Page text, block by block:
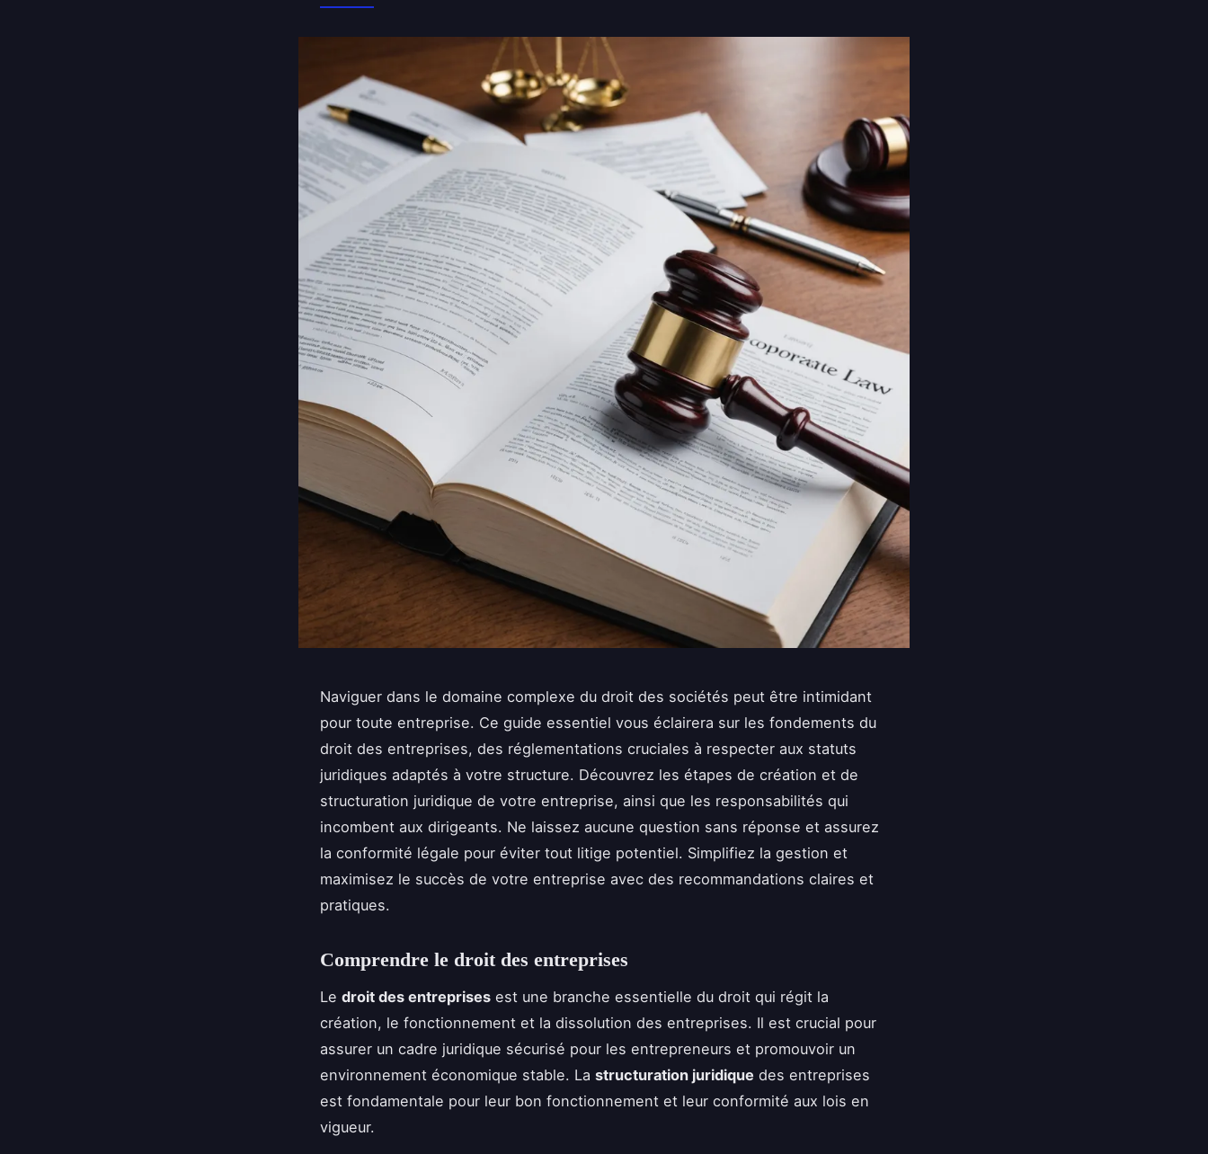
Naviguer dans le domaine complexe du droit des sociétés peut être intimidant
pour toute entreprise. Ce guide essentiel vous éclairera sur les fondements du
droit des entreprises, des réglementations cruciales à respecter aux statuts
juridiques adaptés à votre structure. Découvrez les étapes de création et de
structuration juridique de votre entreprise, ainsi que les responsabilités qui
incombent aux dirigeants. Ne laissez aucune question sans réponse et assurez
la conformité légale pour éviter tout litige potentiel. Simplifiez la gestion et
maximisez le succès de votre entreprise avec des recommandations claires et
pratiques.
Comprendre le droit des entreprises
Le droit des entreprises est une branche essentielle du droit qui régit la
création, le fonctionnement et la dissolution des entreprises. Il est crucial pour
assurer un cadre juridique sécurisé pour les entrepreneurs et promouvoir un
environnement économique stable. La structuration juridique des entreprises
est fondamentale pour leur bon fonctionnement et leur conformité aux lois en
vigueur.